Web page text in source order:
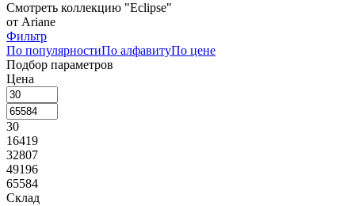
Стойки фуршетные
85 Тортовницы
Чафиндиши и нагревательные элементы
Щипцы фуршетные
Смотреть коллекцию "Eclipse"
от Ariane
Фильтр
По популярностиПо алфавитуПо цене
Подбор параметров
Цена
30
16419
32807
49196
65584
Склад